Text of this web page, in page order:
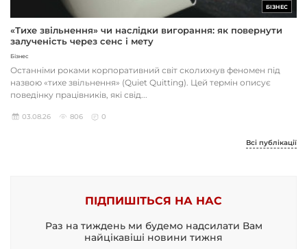
БІЗНЕС
«Тихе звільнення» чи наслідки вигорання: як повернути
залученість через сенс і мету
Бізнес
Останніми роками корпоративний світ сколихнув феномен під
назвою «тихе звільнення» (Quiet Quitting). Цей термін описує
поведінку працівників, які свід...
03.08.26 806 0
Всі публікації
ПІДПИШІТЬСЯ НА НАС
Раз на тиждень ми будемо надсилати Вам
найцікавіші новини тижня